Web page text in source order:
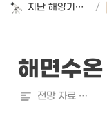
지난 해양기후 계절 전망 /
해면수온
전망 자료 출처